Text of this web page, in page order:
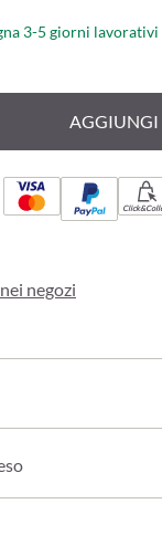
3-5 giorni lavorativi
AGGIUNGI
negozi